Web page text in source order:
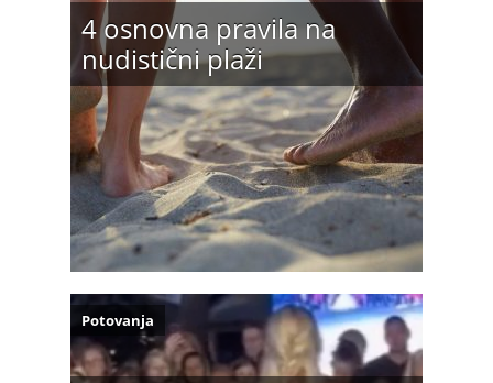
4 osnovna pravila na
nudistični plaži
Potovanja